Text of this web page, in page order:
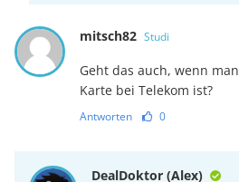
mitsch82 Studi
Geht das auch, wenn
Karte bei Telekom ist?
Antworten 0
DealDoktor (Alex)